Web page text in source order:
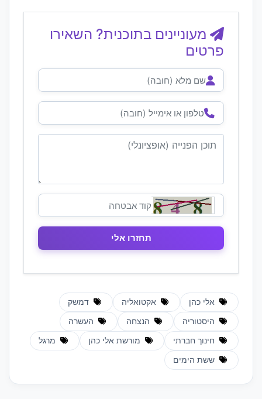
מעוניינים בתוכנית? השאירו
פרטים
אלי כהן אקטואליה דמשק
היסטוריה הנצחה העשרה
חינוך חברתי מורשת אלי כהן מרגל
ששת הימים